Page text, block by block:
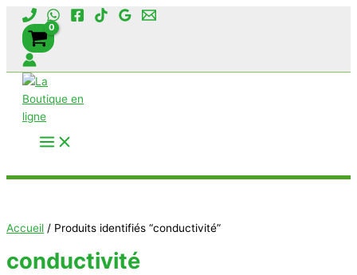
Aller
contenu
Accueil / Produits identifiés “conductivité”
conductivité